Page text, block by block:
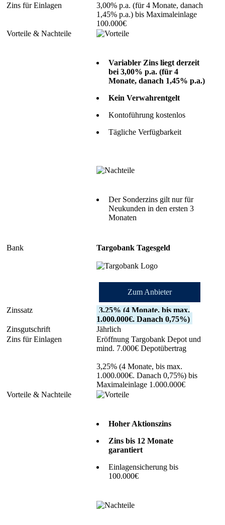
3,00% p.a. (für 4 Monate, danach
1,45% p.a.) bis Maximaleinlage
100.000€
Variabler Zins liegt derzeit
bei 3,00% p.a. (für 4
Monate, danach 1,45% p.a.)
Kein Verwahrentgelt
Kontoführung kostenlos
Tägliche Verfügbarkeit
Der Sonderzins gilt nur für
Neukunden in den ersten 3
Monaten
Targobank Tagesgeld
Zum Anbieter
3,25% (4 Monate, bis max.
1.000.000€. Danach 0,75%)
Jährlich
Eröffnung Targobank Depot und
mind. 7.000€ Depotübertrag
3,25% (4 Monate, bis max.
1.000.000€. Danach 0,75%) bis
Maximaleinlage 1.000.000€
Hoher Aktionszins
Zins bis 12 Monate
garantiert
Einlagensicherung bis
100.000€